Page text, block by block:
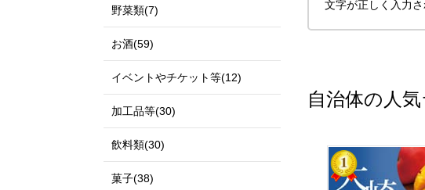
文字が正しく入力
自治体の人
12
野菜類(7)
お酒(59)
イベントやチケット等(12)
加工品等(30)
飲料類(30)
菓子(38)